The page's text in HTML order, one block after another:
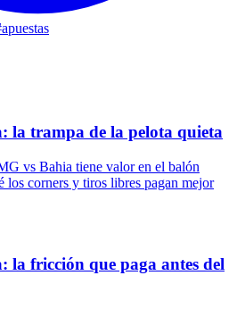
apuestas
la trampa de la pelota quieta
vs Bahia tiene valor en el balón
los corners y tiros libres pagan mejor
la fricción que paga antes del